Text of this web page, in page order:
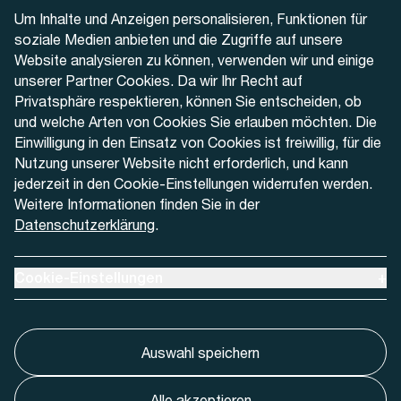
Um Inhalte und Anzeigen personalisieren, Funktionen für
soziale Medien anbieten und die Zugriffe auf unsere
Website analysieren zu können, verwenden wir und einige
unserer Partner Cookies. Da wir Ihr Recht auf
Privatsphäre respektieren, können Sie entscheiden, ob
und welche Arten von Cookies Sie erlauben möchten. Die
Einwilligung in den Einsatz von Cookies ist freiwillig, für die
Nutzung unserer Website nicht erforderlich, und kann
jederzeit in den Cookie-Einstellungen widerrufen werden.
Weitere Informationen finden Sie in der
Datenschutzerklärung.
Auswahl speichern
+41 32 622 37 22
Kontaktformular
Aktuell
Medien